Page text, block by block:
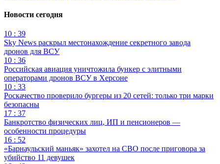
Новости сегодня
10 : 39
Sky News раскрыл местонахождение секретного завода
дронов для ВСУ
10 : 36
Российская авиация уничтожила бункер с элитными
операторами дронов ВСУ в Херсоне
10 : 33
Роскачество проверило бургеры из 20 сетей: только три марки
безопасны
17 : 37
Банкротство физических лиц, ИП и пенсионеров —
особенности процедуры
16 : 52
«Барнаульский маньяк» захотел на СВО после приговора за
убийство 11 девушек